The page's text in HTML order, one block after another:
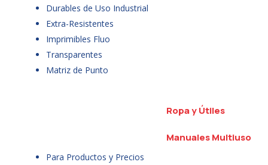
Durables de Uso Industrial
Extra-Resistentes
Imprimibles Fluo
Transparentes
Matriz de Punto
Ropa y Útiles
Manuales Multiuso
Para Productos y Precios